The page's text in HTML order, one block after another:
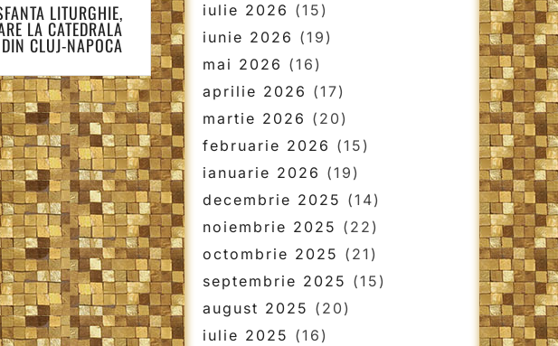
LITURGHIE,
LA CATEDRALA
CLUJ-NAPOCA
iulie 2026 (15)
iunie 2026 (19)
mai 2026 (16)
aprilie 2026 (17)
martie 2026 (20)
februarie 2026 (15)
ianuarie 2026 (19)
decembrie 2025 (14)
noiembrie 2025 (22)
octombrie 2025 (21)
septembrie 2025 (15)
august 2025 (20)
iulie 2025 (16)